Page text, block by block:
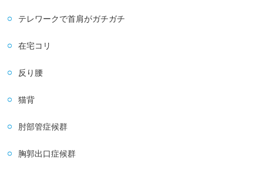
テレワークで首肩がガチガチ
在宅コリ
反り腰
猫背
肘部管症候群
胸郭出口症候群